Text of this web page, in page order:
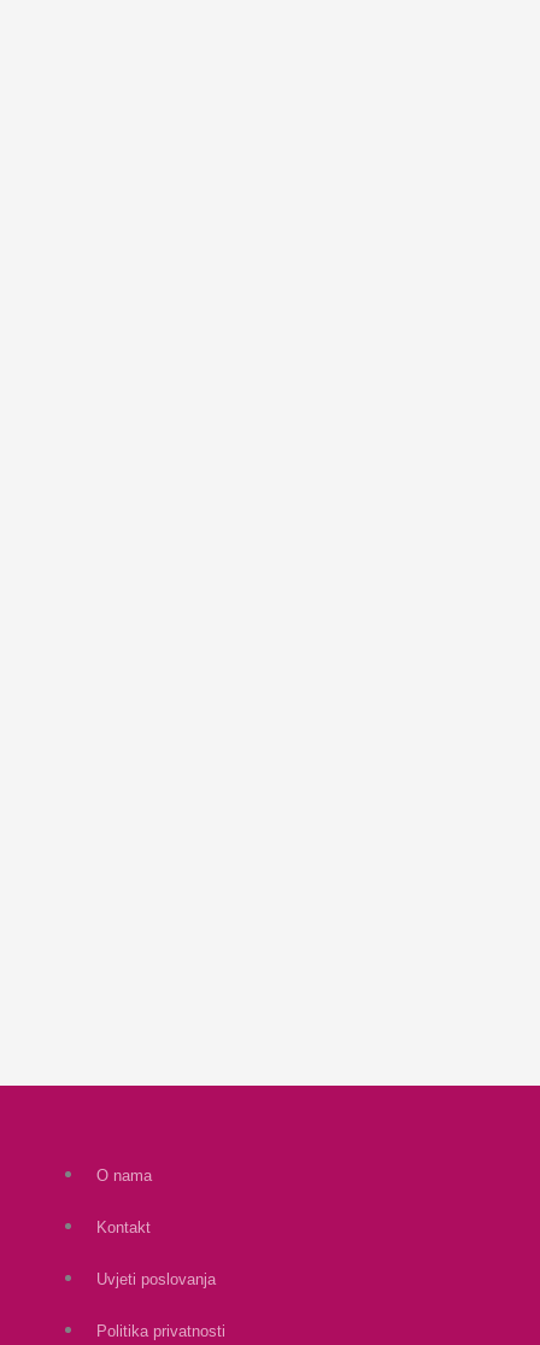
O nama
Kontakt
Uvjeti poslovanja
Politika privatnosti